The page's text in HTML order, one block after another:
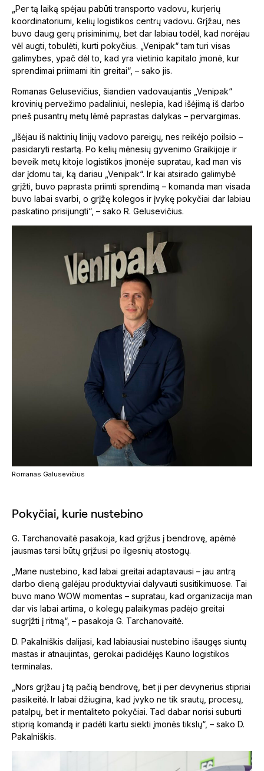
„Per tą laiką spėjau pabūti transporto vadovu, kurjerių
koordinatoriumi, kelių logistikos centrų vadovu. Grįžau, nes
buvo daug gerų prisiminimų, bet dar labiau todėl, kad norėjau
vėl augti, tobulėti, kurti pokyčius. „Venipak“ tam turi visas
galimybes, ypač dėl to, kad yra vietinio kapitalo įmonė, kur
sprendimai priimami itin greitai“, – sako jis.
Romanas Gelusevičius, šiandien vadovaujantis „Venipak“
krovinių pervežimo padaliniui, neslepia, kad išėjimą iš darbo
prieš pusantrų metų lėmė paprastas dalykas – pervargimas.
„Išėjau iš naktinių linijų vadovo pareigų, nes reikėjo poilsio –
pasidaryti restartą. Po kelių mėnesių gyvenimo Graikijoje ir
beveik metų kitoje logistikos įmonėje supratau, kad man vis
dar įdomu tai, ką dariau „Venipak“. Ir kai atsirado galimybė
grįžti, buvo paprasta priimti sprendimą – komanda man visada
buvo labai svarbi, o grįžę kolegos ir įvykę pokyčiai dar labiau
paskatino prisijungti“, – sako R. Gelusevičius.
Romanas Galusevičius
Pokyčiai, kurie nustebino
G. Tarchanovaitė pasakoja, kad grįžus į bendrovę, apėmė
jausmas tarsi būtų grįžusi po ilgesnių atostogų.
„Mane nustebino, kad labai greitai adaptavausi – jau antrą
darbo dieną galėjau produktyviai dalyvauti susitikimuose. Tai
buvo mano WOW momentas – supratau, kad organizacija man
dar vis labai artima, o kolegų palaikymas padėjo greitai
sugrįžti į ritmą“, – pasakoja G. Tarchanovaitė.
D. Pakalniškis dalijasi, kad labiausiai nustebino išaugęs siuntų
mastas ir atnaujintas, gerokai padidėjęs Kauno logistikos
terminalas.
„Nors grįžau į tą pačią bendrovę, bet ji per devynerius stipriai
pasikeitė. Ir labai džiugina, kad įvyko ne tik srautų, procesų,
patalpų, bet ir mentaliteto pokyčiai. Tad dabar norisi suburti
stiprią komandą ir padėti kartu siekti įmonės tikslų“, – sako D.
Pakalniškis.